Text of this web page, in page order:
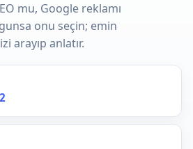
mu, Google reklamı
onu seçin; emin
arayıp anlatır.